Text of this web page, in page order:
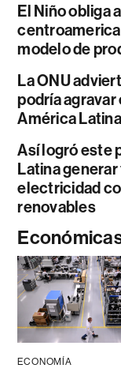
El Niño obliga
modelo de
La ONU
podría agravar
América
Así logró este
Latina generar
electricidad
renovables
ECONOMÍA